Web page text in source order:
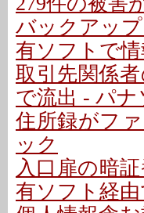
バックアッ
有ソフトで
取引先関係
で流出 - パ
住所録がフ
ック
入口扉の暗
有ソフト経